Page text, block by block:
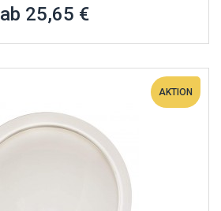
ab 25,65 €
AKTION